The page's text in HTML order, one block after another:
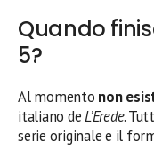
Quando
5?
Al momento non
italiano deL’Erede.
serie originale e il